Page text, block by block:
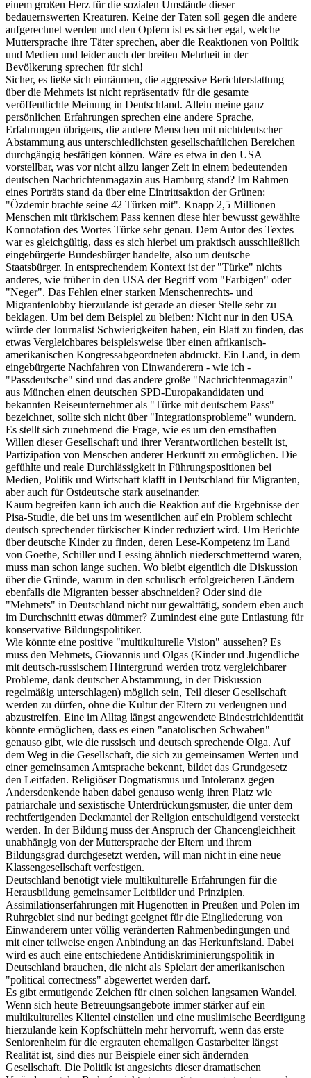
einem großen Herz für die sozialen Umstände dieser
bedauernswerten Kreaturen. Keine der Taten soll gegen die andere
aufgerechnet werden und den Opfern ist es sicher egal, welche
Muttersprache ihre Täter sprechen, aber die Reaktionen von Politik
und Medien und leider auch der breiten Mehrheit in der
Bevölkerung sprechen für sich!
Sicher, es ließe sich einräumen, die aggressive Berichterstattung
über die Mehmets ist nicht repräsentativ für die gesamte
veröffentlichte Meinung in Deutschland. Allein meine ganz
persönlichen Erfahrungen sprechen eine andere Sprache,
Erfahrungen übrigens, die andere Menschen mit nichtdeutscher
Abstammung aus unterschiedlichsten gesellschaftlichen Bereichen
durchgängig bestätigen können. Wäre es etwa in den USA
vorstellbar, was vor nicht allzu langer Zeit in einem bedeutenden
deutschen Nachrichtenmagazin aus Hamburg stand? Im Rahmen
eines Porträts stand da über eine Eintrittsaktion der Grünen:
"Özdemir brachte seine 42 Türken mit". Knapp 2,5 Millionen
Menschen mit türkischem Pass kennen diese hier bewusst gewählte
Konnotation des Wortes Türke sehr genau. Dem Autor des Textes
war es gleichgültig, dass es sich hierbei um praktisch ausschließlich
eingebürgerte Bundesbürger handelte, also um deutsche
Staatsbürger. In entsprechendem Kontext ist der "Türke" nichts
anderes, wie früher in den USA der Begriff vom "Farbigen" oder
"Neger". Das Fehlen einer starken Menschenrechts- und
Migrantenlobby hierzulande ist gerade an dieser Stelle sehr zu
beklagen. Um bei dem Beispiel zu bleiben: Nicht nur in den USA
würde der Journalist Schwierigkeiten haben, ein Blatt zu finden, das
etwas Vergleichbares beispielsweise über einen afrikanisch-
amerikanischen Kongressabgeordneten abdruckt. Ein Land, in dem
eingebürgerte Nachfahren von Einwanderern - wie ich -
"Passdeutsche" sind und das andere große "Nachrichtenmagazin"
aus München einen deutschen SPD-Europakandidaten und
bekannten Reiseunternehmer als "Türke mit deutschem Pass"
bezeichnet, sollte sich nicht über "Integrationsprobleme" wundern.
Es stellt sich zunehmend die Frage, wie es um den ernsthaften
Willen dieser Gesellschaft und ihrer Verantwortlichen bestellt ist,
Partizipation von Menschen anderer Herkunft zu ermöglichen. Die
gefühlte und reale Durchlässigkeit in Führungspositionen bei
Medien, Politik und Wirtschaft klafft in Deutschland für Migranten,
aber auch für Ostdeutsche stark auseinander.
Kaum begreifen kann ich auch die Reaktion auf die Ergebnisse der
Pisa-Studie, die bei uns im wesentlichen auf ein Problem schlecht
deutsch sprechender türkischer Kinder reduziert wird. Um Berichte
über deutsche Kinder zu finden, deren Lese-Kompetenz im Land
von Goethe, Schiller und Lessing ähnlich niederschmetternd waren,
muss man schon lange suchen. Wo bleibt eigentlich die Diskussion
über die Gründe, warum in den schulisch erfolgreicheren Ländern
ebenfalls die Migranten besser abschneiden? Oder sind die
"Mehmets" in Deutschland nicht nur gewalttätig, sondern eben auch
im Durchschnitt etwas dümmer? Zumindest eine gute Entlastung für
konservative Bildungspolitiker.
Wie könnte eine positive "multikulturelle Vision" aussehen? Es
muss den Mehmets, Giovannis und Olgas (Kinder und Jugendliche
mit deutsch-russischem Hintergrund werden trotz vergleichbarer
Probleme, dank deutscher Abstammung, in der Diskussion
regelmäßig unterschlagen) möglich sein, Teil dieser Gesellschaft
werden zu dürfen, ohne die Kultur der Eltern zu verleugnen und
abzustreifen. Eine im Alltag längst angewendete Bindestrichidentität
könnte ermöglichen, dass es einen "anatolischen Schwaben"
genauso gibt, wie die russisch und deutsch sprechende Olga. Auf
dem Weg in die Gesellschaft, die sich zu gemeinsamen Werten und
einer gemeinsamen Amtsprache bekennt, bildet das Grundgesetz
den Leitfaden. Religiöser Dogmatismus und Intoleranz gegen
Andersdenkende haben dabei genauso wenig ihren Platz wie
patriarchale und sexistische Unterdrückungsmuster, die unter dem
rechtfertigenden Deckmantel der Religion entschuldigend versteckt
werden. In der Bildung muss der Anspruch der Chancengleichheit
unabhängig von der Muttersprache der Eltern und ihrem
Bildungsgrad durchgesetzt werden, will man nicht in eine neue
Klassengesellschaft verfestigen.
Deutschland benötigt viele multikulturelle Erfahrungen für die
Herausbildung gemeinsamer Leitbilder und Prinzipien.
Assimilationserfahrungen mit Hugenotten in Preußen und Polen im
Ruhrgebiet sind nur bedingt geeignet für die Eingliederung von
Einwanderern unter völlig veränderten Rahmenbedingungen und
mit einer teilweise engen Anbindung an das Herkunftsland. Dabei
wird es auch eine entschiedene Antidiskriminierungspolitik in
Deutschland brauchen, die nicht als Spielart der amerikanischen
"political correctness" abgewertet werden darf.
Es gibt ermutigende Zeichen für einen solchen langsamen Wandel.
Wenn sich heute Betreuungsangebote immer stärker auf ein
multikulturelles Klientel einstellen und eine muslimische Beerdigung
hierzulande kein Kopfschütteln mehr hervorruft, wenn das erste
Seniorenheim für die ergrauten ehemaligen Gastarbeiter längst
Realität ist, sind dies nur Beispiele einer sich ändernden
Gesellschaft. Die Politik ist angesichts dieser dramatischen